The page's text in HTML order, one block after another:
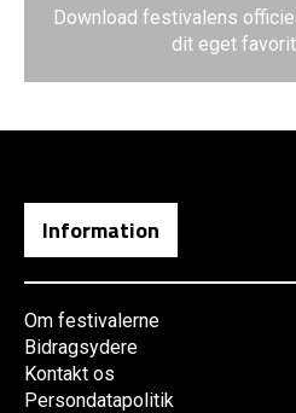
Download festivalens
dit eget
Information
Om festivalerne
Bidragsydere
Kontakt os
Persondatapolitik